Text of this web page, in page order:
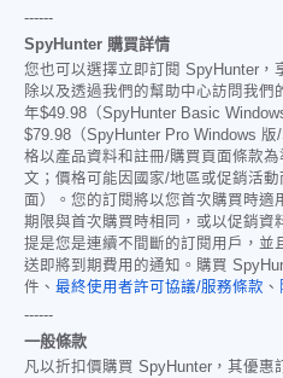
------
SpyHunter 購買詳情
您也可以選擇立即訂閱 SpyHunter，
除以及透過我們的幫助中心訪問我
年$49.98 （SpyHunter Basic
$79.98 （SpyHunter Pro Windows
格以產品資料和註冊/購買頁面條款
文；價格可能因國家/地區或促銷活
面）。您的訂閱將以您首次購買時適
期限與首次購買時相同，或以促銷資
提是您是連續不間斷的訂閱用戶，並
送即將到期費用的通知。購買
件、 最終使用者許可協議/服務條款 、
------
一般條款
凡以折扣價購買 SpyHunter，其優